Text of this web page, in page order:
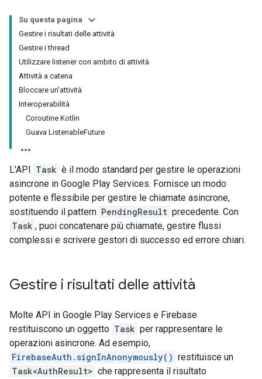
Su questa pagina
Gestire i risultati delle attività
Gestire i thread
Utilizzare listener con ambito di attività
Attività a catena
Bloccare un'attività
Interoperabilità
Coroutine Kotlin
Guava ListenableFuture
L'API Task è il modo standard per gestire le operazioni
asincrone in Google Play Services. Fornisce un modo
potente e flessibile per gestire le chiamate asincrone,
sostituendo il pattern PendingResult precedente. Con
Task , puoi concatenare più chiamate, gestire flussi
complessi e scrivere gestori di successo ed errore chiari.
Gestire i risultati delle attività
Molte API in Google Play Services e Firebase
restituiscono un oggetto Task per rappresentare le
operazioni asincrone. Ad esempio,
FirebaseAuth.signInAnonymously() restituisce un
Task<AuthResult> che rappresenta il risultato